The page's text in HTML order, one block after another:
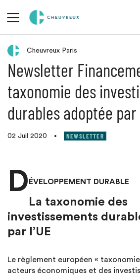
Retour aux actualités
Cheuvreux Paris
Newsletter
taxonomie des
durables adoptée par
02 Juil 2020 • NEWSLETTER
D ÉVELOPPEMENT DURABLE
La taxonomie des
investissements
par l’UE
Le règlement européen «
acteurs économiques et des